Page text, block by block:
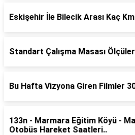
Eskişehir İle Bilecik Arası Kaç
Standart Çalışma Masası
Bu Hafta Vizyona Giren Filmler
133n - Marmara Eğitim Köyü -
Otobüs Hareket Saatleri..